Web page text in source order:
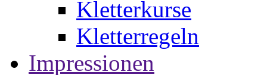
Kletterkurse
Kletterregeln
Impressionen